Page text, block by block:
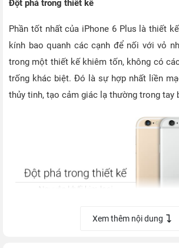
Đột phá trong thiết kế
Phần tốt nhất của iPhone 6 Plus là thiết
kính bao quanh các cạnh để nối với vỏ
trong một thiết kế khiêm tốn, không có
trống khác biệt. Đó là sự hợp nhất liền
thủy tinh, tạo cảm giác lạ thường trong tay
Xem thêm nội dung